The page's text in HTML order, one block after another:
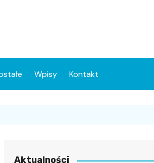
Wpisy Kontakt
Aktualności